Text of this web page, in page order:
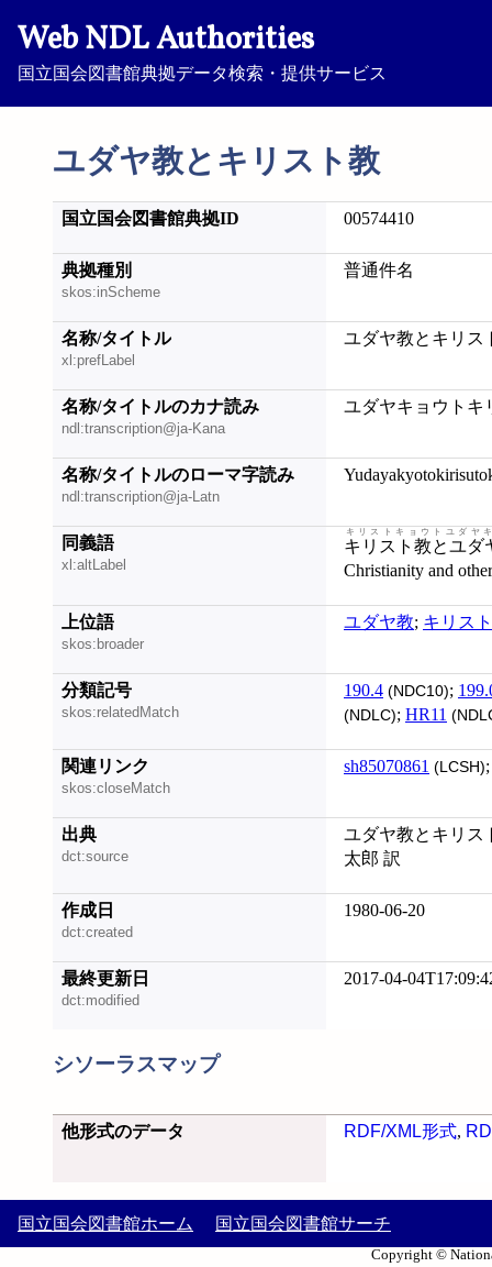
Web NDL Authorities
国立国会図書館典拠データ検索・提供サービス
ユダヤ教とキリスト教
国立国会図書館典拠ID 00574410
典拠種別
skos:inScheme
普通件名
名称/タイトル
xl:prefLabel
ユダヤ教とキリス
名称/タイトルのカナ読み
ndl:transcription@ja-Kana
ユダヤキョウトキ
名称/タイトルのローマ字読み
ndl:transcription@ja-Latn
同義語
xl:altLabel
キリスト教とユダ
キリストキョウトユダヤ
Christianity and
上位語
skos:broader
ユダヤ教; キリス
分類記号
skos:relatedMatch
190.4 (NDC10);
(NDLC); HR11
関連リンク
skos:closeMatch
sh85070861 (LCSH)
出典
dct:source
ユダヤ教とキリス
太郎 訳
作成日
dct:created
1980-06-20
最終更新日
dct:modified
2017-04-
シソーラスマップ
他形式のデータ RDF/XML形式,
国立国会図書館ホーム 国立国会図書館サーチ
Copyright ©